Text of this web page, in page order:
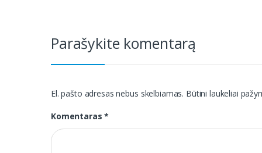
Parašykite komentarą
El. pašto adresas nebus skelbiamas. Būtini laukeliai
Komentaras*